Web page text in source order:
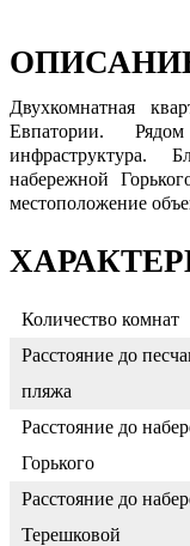
Двухкомнатная
Евпатории.
набережной
местоположение
Количество комнат
Расстояние до
пляжа
Расстояние до
Горького
Расстояние до
Терешковой